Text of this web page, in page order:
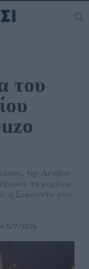
του
της Λέσβου
τη μαρίνα
η Συκούντα στις
5/7/2026